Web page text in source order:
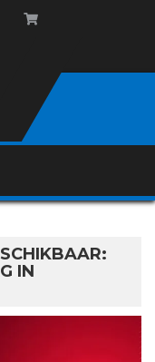
IN